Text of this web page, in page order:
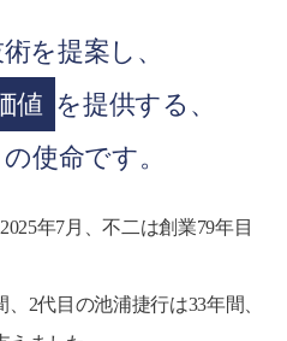
を提案し、
値 を提供する、
使命です。
年7月、不二は創業79年目
2代目の池浦捷行は33年間、